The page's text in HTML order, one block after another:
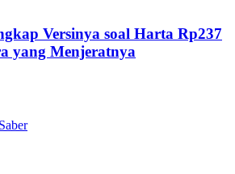
Versinya soal Harta Rp237
yang Menjeratnya